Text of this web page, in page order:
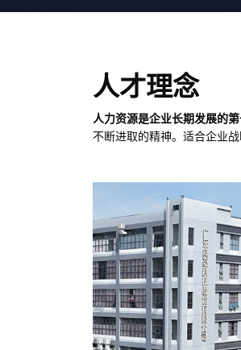
人才理念
人力资源是企业长期发展的
不断进取的精神。适合企业